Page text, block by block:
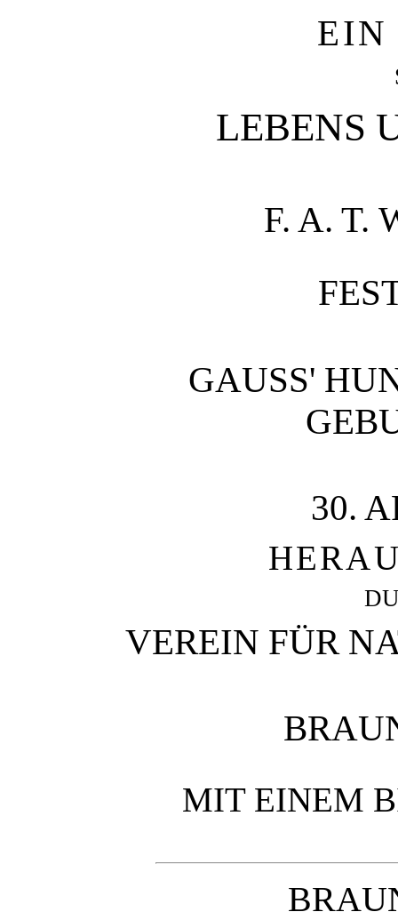
EIN
LEBENS
F. A. T.
GAUSS'
30.
VEREIN FÜR
MIT EINEM